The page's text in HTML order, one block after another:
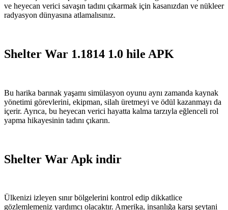
ve heyecan verici savaşın tadını çıkarmak için kasanızdan ve nükleer
radyasyon dünyasına atlamalısınız.
Shelter War 1.1814 1.0 hile APK
Bu harika barınak yaşamı simülasyon oyunu aynı zamanda kaynak
yönetimi görevlerini, ekipman, silah üretmeyi ve ödül kazanmayı da
içerir. Ayrıca, bu heyecan verici hayatta kalma tarzıyla eğlenceli rol
yapma hikayesinin tadını çıkarın.
Shelter War Apk indir
Ülkenizi izleyen sınır bölgelerini kontrol edip dikkatlice
gözlemlemeniz yardımcı olacaktır. Amerika, insanlığa karşı şeytani